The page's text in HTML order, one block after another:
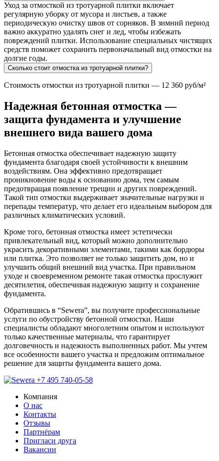
Уход за отмосткой из тротуарной плитки включает
регулярную уборку от мусора и листьев, а также
периодическую очистку швов от сорняков. В зимний период
важно аккуратно удалять снег и лед, чтобы избежать
повреждений плитки. Использование специальных чистящих
средств поможет сохранить первоначальный вид отмостки на
долгие годы.
Сколько стоит отмостка из тротуарной плитки?
Стоимость отмостки из тротуарной плитки — 12 360 руб/м²
Надежная бетонная отмостка —
защита фундамента и улучшение
внешнего вида вашего дома
Бетонная отмостка обеспечивает надежную защиту
фундамента благодаря своей устойчивости к внешним
воздействиям. Она эффективно предотвращает
проникновение воды к основанию дома, тем самым
предотвращая появление трещин и других повреждений.
Такой тип отмостки выдерживает значительные нагрузки и
перепады температур, что делает его идеальным выбором для
различных климатических условий.
Кроме того, бетонная отмостка имеет эстетически
привлекательный вид, который можно дополнительно
украсить декоративными элементами, такими как бордюры
или плитка. Это позволяет не только защитить дом, но и
улучшить общий внешний вид участка. При правильном
уходе и своевременном ремонте такая отмостка прослужит
десятилетия, обеспечивая надежную защиту и сохранение
фундамента.
Обратившись в “Sewera”, вы получите профессиональные
услуги по обустройству бетонной отмостки. Наши
специалисты обладают многолетним опытом и используют
только качественные материалы, что гарантирует
долговечность и надежность выполненных работ. Мы учтем
все особенности вашего участка и предложим оптимальное
решение для защиты фундамента вашего дома.
+7 495 740-05-58
Компания
О нас
Контакты
Отзывы
Партнёрам
Пригласи друга
Вакансии